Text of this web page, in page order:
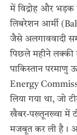
में विद्रोह और भड़क
लिबरेशन आर्मी
जैसे अलगाववादी
पिछले महीने
पाकिस्तान परमाणु
Energy
लिया गया था, जो
खैबर-पख्तूनख्वा में
मजबूत कर ली है।